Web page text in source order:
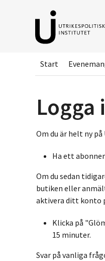
Start
Logga
Om du är helt ny
Ha ett
Om du sedan
butiken eller
aktivera ditt konto
Klicka på
15 minuter.
Svar på vanliga